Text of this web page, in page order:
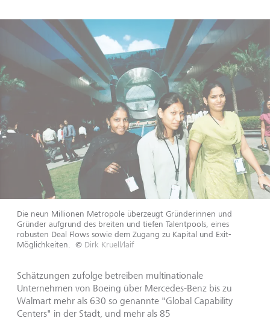
Die neun Millionen Metropole überzeugt Gründerinnen und
Gründer aufgrund des breiten und tiefen Talentpools, eines
robusten Deal Flows sowie dem Zugang zu Kapital und Exit-
Möglichkeiten. © Dirk Kruell/laif
Schätzungen zufolge betreiben multinationale
Unternehmen von Boeing über Mercedes-Benz bis zu
Walmart mehr als 630 so genannte "Global Capability
Centers" in der Stadt, und mehr als 85